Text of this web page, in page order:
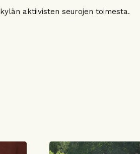
aktiivisten seurojen toimesta.